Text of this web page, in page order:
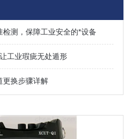
测，保障工业安全的*设备
工业瑕疵无处遁形
更换步骤详解